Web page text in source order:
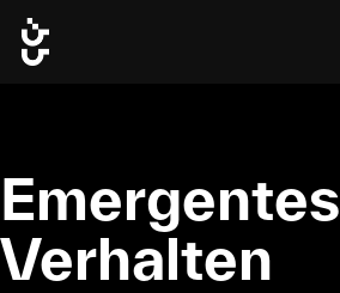
Emergentes
Verhalten